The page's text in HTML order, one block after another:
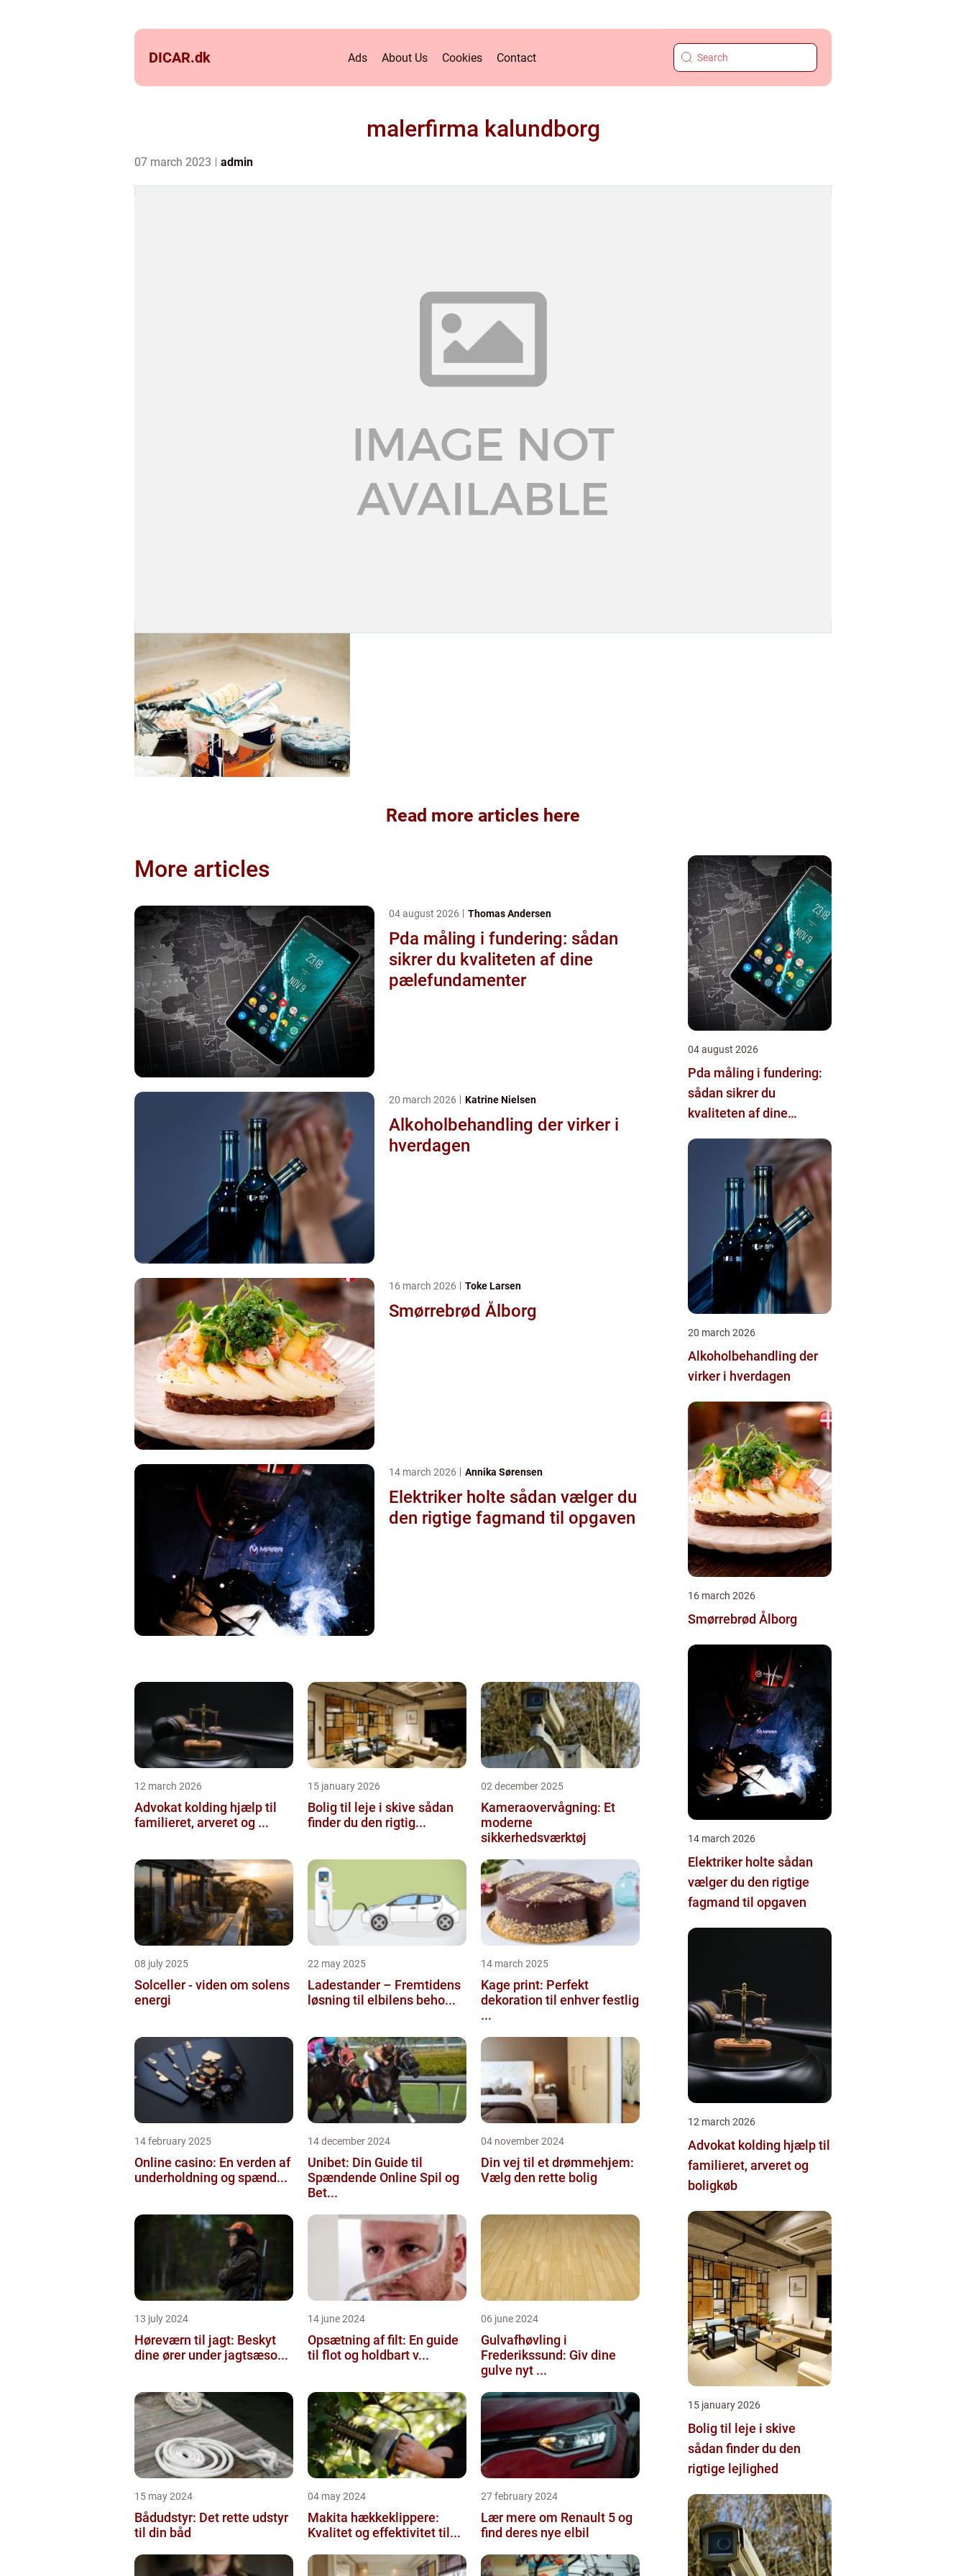
DICAR.dk Ads About Us Cookies Contact
malerfirma kalundborg
07 march 2023 admin
Read more articles here
More articles
04 august 2026 Thomas Andersen
Pda måling i fundering: sådan
sikrer du kvaliteten af dine
pælefundamenter
20 march 2026 Katrine Nielsen
Alkoholbehandling der virker i
hverdagen
16 march 2026 Toke Larsen
Smørrebrød Ålborg
14 march 2026 Annika Sørensen
Elektriker holte sådan vælger du
den rigtige fagmand til opgaven
12 march 2026
Advokat kolding hjælp til
familieret, arveret og ...
15 january 2026
Bolig til leje i skive sådan
finder du den rigtig...
02 december 2025
Kameraovervågning: Et
moderne
sikkerhedsværktøj
08 july 2025
Solceller - viden om solens
energi
22 may 2025
Ladestander – Fremtidens
løsning til elbilens beho...
14 march 2025
Kage print: Perfekt
dekoration til enhver festlig
...
14 february 2025
Online casino: En verden af
underholdning og spænd...
14 december 2024
Unibet: Din Guide til
Spændende Online Spil og
Bet...
04 november 2024
Din vej til et drømmehjem:
Vælg den rette bolig
13 july 2024
Høreværn til jagt: Beskyt
dine ører under jagtsæso...
14 june 2024
Opsætning af filt: En guide
til flot og holdbart v...
06 june 2024
Gulvafhøvling i
Frederikssund: Giv dine
gulve nyt ...
15 may 2024
Bådudstyr: Det rette udstyr
til din båd
04 may 2024
Makita hækkeklippere:
Kvalitet og effektivitet til...
27 february 2024
Lær mere om Renault 5 og
find deres nye elbil
04 august 2026
Pda måling i fundering:
sådan sikrer du
kvaliteten af dine
20 march 2026
Alkoholbehandling der
virker i hverdagen
16 march 2026
Smørrebrød Ålborg
14 march 2026
Elektriker holte sådan
vælger du den rigtige
fagmand til opgaven
12 march 2026
Advokat kolding hjælp til
familieret, arveret og
boligkøb
15 january 2026
Bolig til leje i skive
sådan finder du den
rigtige lejlighed